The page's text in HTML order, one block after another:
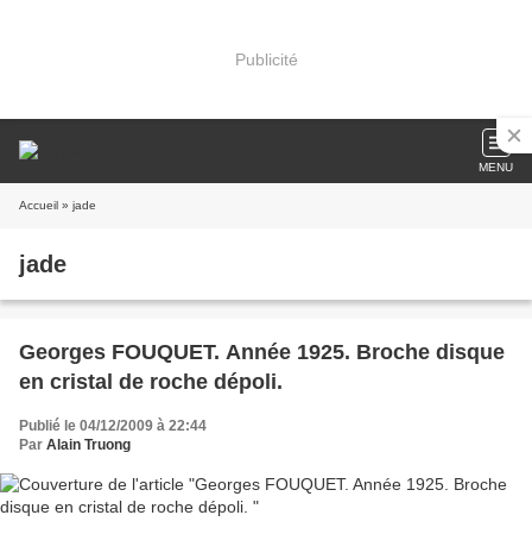
Publicité
MENU
Accueil » jade
jade
Georges FOUQUET. Année 1925. Broche disque
en cristal de roche dépoli.
Publié le 04/12/2009 à 22:44
Par Alain Truong